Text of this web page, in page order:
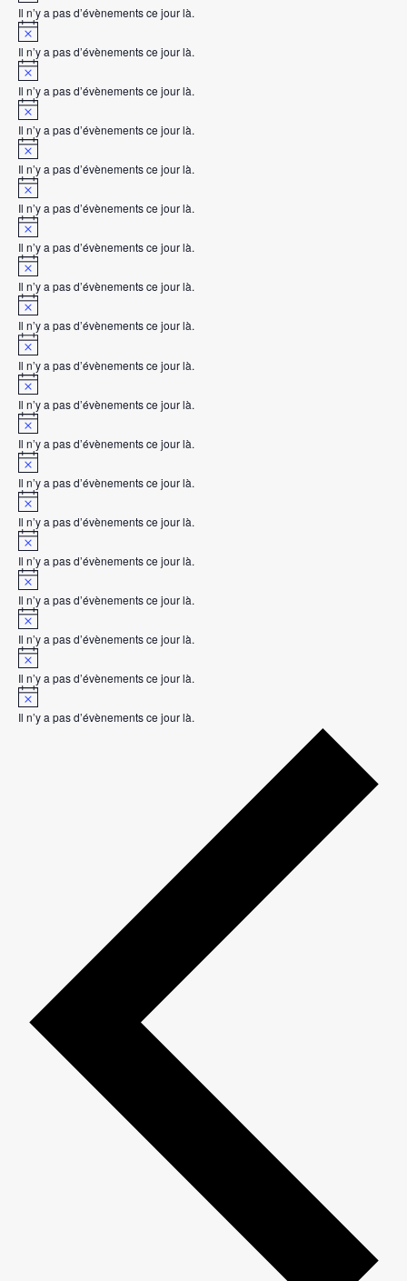
c
et
i
c
e
Il n’y a pas d’évènements ce jour là.
N
o
t
i
c
e
Il n’y a pas d’évènements ce jour là.
N
o
t
i
c
e
Il n’y a pas d’évènements ce jour là.
N
o
t
i
c
e
Il n’y a pas d’évènements ce jour là.
N
o
t
i
c
e
Il n’y a pas d’évènements ce jour là.
N
o
t
i
c
e
Il n’y a pas d’évènements ce jour là.
N
o
t
i
c
e
Il n’y a pas d’évènements ce jour là.
N
o
t
i
c
e
Il n’y a pas d’évènements ce jour là.
N
o
t
i
c
e
Il n’y a pas d’évènements ce jour là.
N
o
t
i
c
e
Il n’y a pas d’évènements ce jour là.
N
o
t
i
c
e
Il n’y a pas d’évènements ce jour là.
N
o
t
i
c
e
Il n’y a pas d’évènements ce jour là.
N
o
t
i
c
e
Il n’y a pas d’évènements ce jour là.
N
o
t
i
c
e
Il n’y a pas d’évènements ce jour là.
N
o
t
i
c
e
Il n’y a pas d’évènements ce jour là.
N
o
t
i
c
e
Il n’y a pas d’évènements ce jour là.
N
o
t
i
c
e
Il n’y a pas d’évènements ce jour là.
N
o
t
i
c
e
Il n’y a pas d’évènements ce jour là.
N
o
t
Il n’y a pas d’évènements ce jour là.